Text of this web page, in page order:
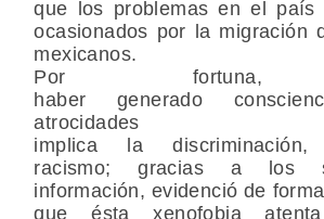
que los problemas en el país
ocasionados por la migración
mexicanos.
Por fortuna,
haber generado
implica la discriminación,
racismo; gracias a los
información, evidenció de
que ésta xenofobia